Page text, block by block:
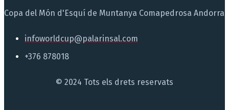
Copa del Món d'Esquí de Muntanya Comapedrosa Andorra
infoworldcup@palarinsal.com
+376 878018
© 2024 Tots els drets reservats